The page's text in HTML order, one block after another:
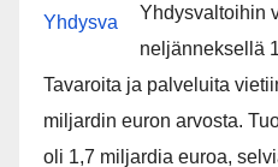
Yhdysvaltoihin
neljänneksellä
Tavaroita ja palveluita
miljardin euron arvosta.
oli 1,7 miljardia euroa,